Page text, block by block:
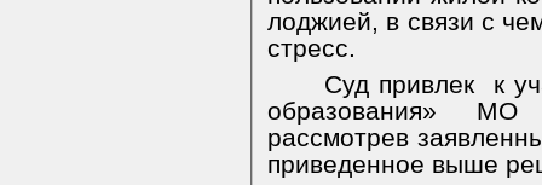
лоджией, в связи с
стресс.
Суд привлек
к
образования» МО
рассмотрев
приведенное выше